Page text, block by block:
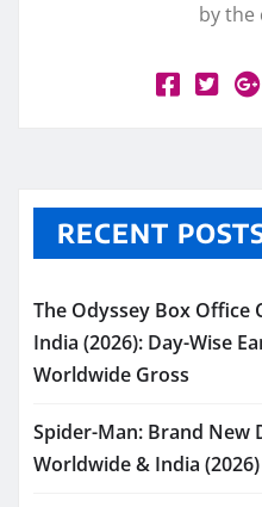
by the
RECENT
The Odyssey Box Office
India (2026): Day-Wise
Worldwide Gross
Spider-Man: Brand New
Worldwide & India